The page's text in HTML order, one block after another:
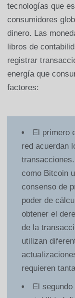
tecnologías que
consumidores
dinero. Las
libros de
registrar
energía que
factores:
El primero
red acuerdan
como Bitcoin
consenso de
poder de
obtener el
de la
utilizan
requieren
El